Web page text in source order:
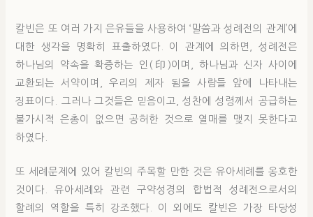
칼빈은 또 여러 가지 은유들을 사용하여 ‘말씀과 성례전의 관계’에
대한 생각을 명확히 표출하였다. 이 관계에 의하면, 성례전은
하나님의 약속을 확증하는 인(印)이며, 하나님과 신자 사이에
교환되는 서약이며, 우리의 제자 됨을 사람들 앞에 나타내는
징표이다. 그러나 그것들은 믿음이고, 성찬에 성령께서 공급하는
불가시적 은총이 없으면 공허한 것으로 열매를 맺지 못한다고
하였다.
또 세례문제에 있어 칼빈의 주목할 만한 것은 유아세례를 옹호한
것이다. 유아세례와 관련 구약성경의 합법적 성례전으로서의
할례의 역할을 특히 강조했다. 이 외에도 칼빈은 가장 타당성